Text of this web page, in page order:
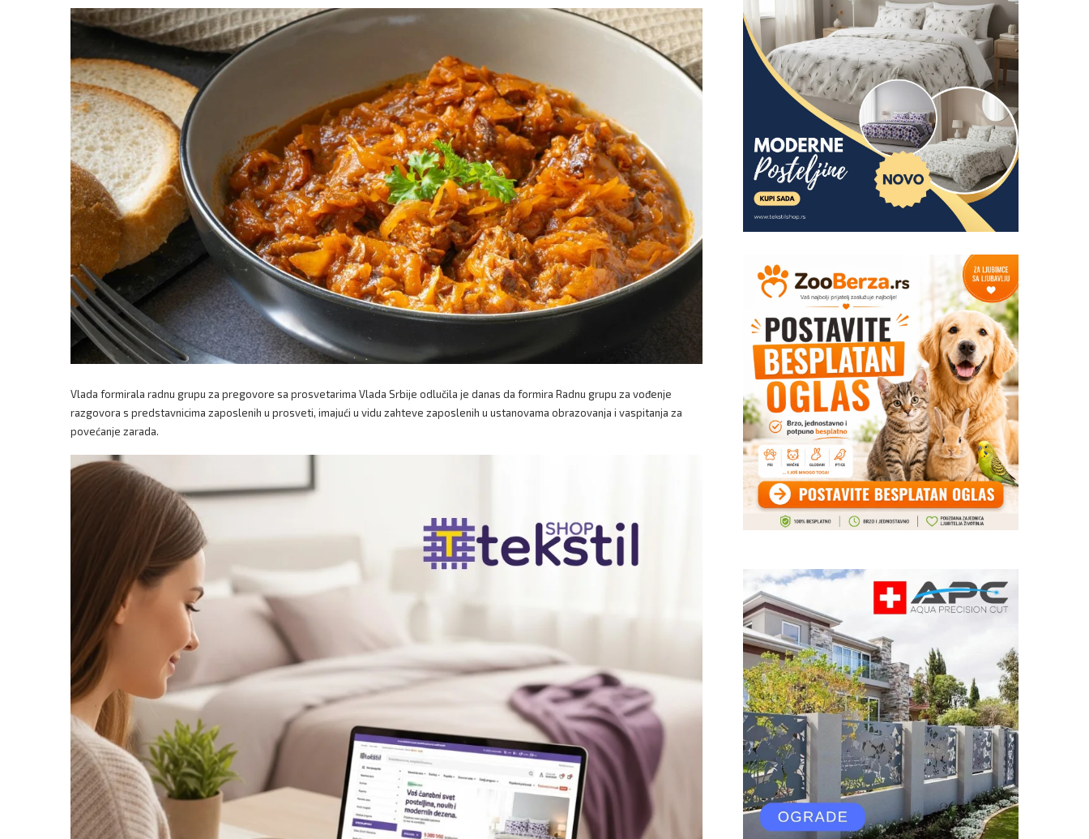
Vlada formirala radnu grupu za pregovore sa prosvetarima Vlada Srbije odlučila je danas da formira Radnu grupu za vođenje
razgovora s predstavnicima zaposlenih u prosveti, imajući u vidu zahteve zaposlenih u ustanovama obrazovanja i vaspitanja za
povećanje zarada.